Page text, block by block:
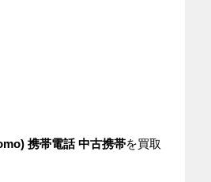
携帯電話 中古携帯を買取